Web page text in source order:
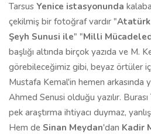
Tarsus Yenice istasyonunda
çekilmiş bir fotoğraf vardır "Atatürk
Şeyh Sunusi ile" "Milli
başlığı altında birçok yazıda ve M.
görebileceğimiz gibi, beyaz örtüler
Mustafa Kemal'in hemen arkasında
Ahmed Senusi olduğu yazılır.
pek araştırma ihtiyacı duymaz,
Hem de Sinan Meydan'dan Kadir